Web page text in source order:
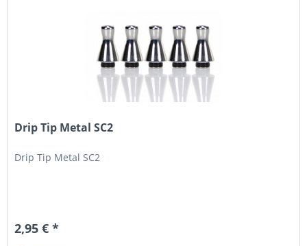
Drip Tip Metal SC2
Drip Tip Metal SC2
2,95 € *